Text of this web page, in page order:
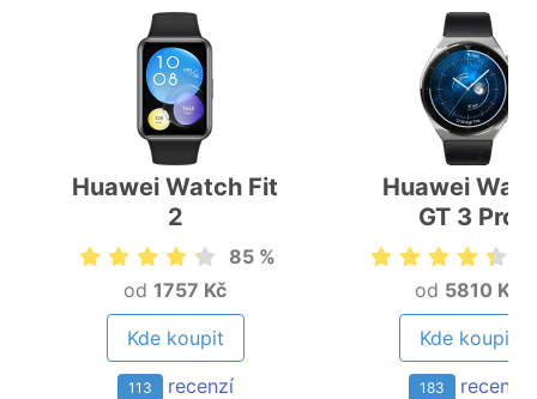
Huawei Watch Fit
2
85 %
od 1757 Kč
Kde koupit
113 recenzí
Huawei
GT 3 Pro
od 5810 Kč
Kde koupit
183 recenzí